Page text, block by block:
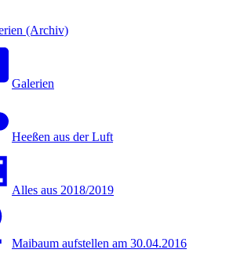
(Archiv)
Galerien
Heeßen aus der Luft
Alles aus 2018/2019
Maibaum aufstellen am 30.04.2016